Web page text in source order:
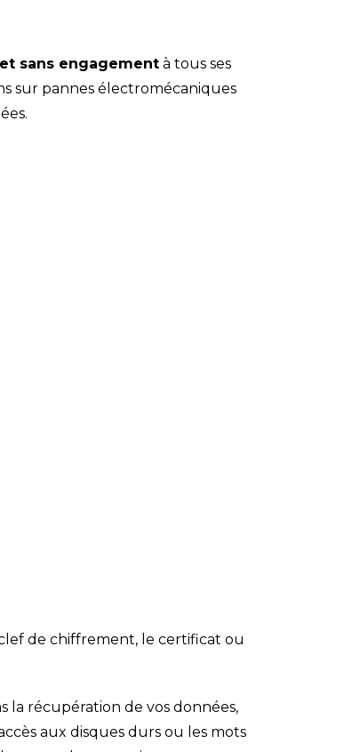
sans engagement à tous ses
sur pannes électromécaniques
de chiffrement, le certificat ou
la récupération de vos données,
aux disques durs ou les mots